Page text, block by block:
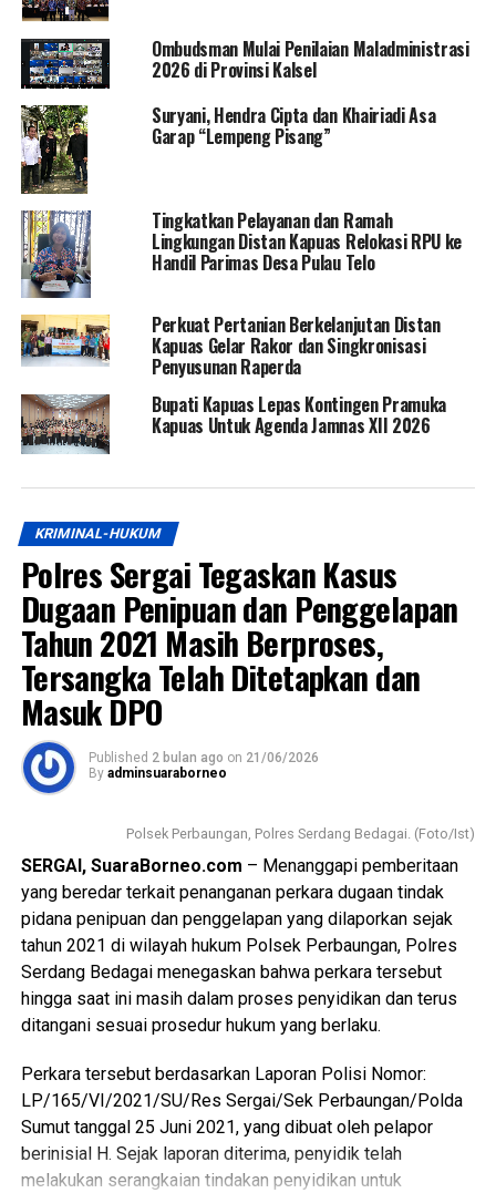
Ombudsman Mulai Penilaian Maladministrasi
2026 di Provinsi Kalsel
Suryani, Hendra Cipta dan Khairiadi Asa
Garap “Lempeng Pisang”
Tingkatkan Pelayanan dan Ramah
Lingkungan Distan Kapuas Relokasi RPU ke
Handil Parimas Desa Pulau Telo
Perkuat Pertanian Berkelanjutan Distan
Kapuas Gelar Rakor dan Singkronisasi
Penyusunan Raperda
Bupati Kapuas Lepas Kontingen Pramuka
Kapuas Untuk Agenda Jamnas XII 2026
KRIMINAL-HUKUM
Polres Sergai Tegaskan Kasus
Dugaan Penipuan dan Penggelapan
Tahun 2021 Masih Berproses,
Tersangka Telah Ditetapkan dan
Masuk DPO
Published 2 bulan ago on 21/06/2026
By adminsuaraborneo
Polsek Perbaungan, Polres Serdang Bedagai. (Foto/Ist)
SERGAI, SuaraBorneo.com – Menanggapi pemberitaan
yang beredar terkait penanganan perkara dugaan tindak
pidana penipuan dan penggelapan yang dilaporkan sejak
tahun 2021 di wilayah hukum Polsek Perbaungan, Polres
Serdang Bedagai menegaskan bahwa perkara tersebut
hingga saat ini masih dalam proses penyidikan dan terus
ditangani sesuai prosedur hukum yang berlaku.
Perkara tersebut berdasarkan Laporan Polisi Nomor:
LP/165/VI/2021/SU/Res Sergai/Sek Perbaungan/Polda
Sumut tanggal 25 Juni 2021, yang dibuat oleh pelapor
berinisial H. Sejak laporan diterima, penyidik telah
melakukan serangkaian tindakan penyidikan untuk